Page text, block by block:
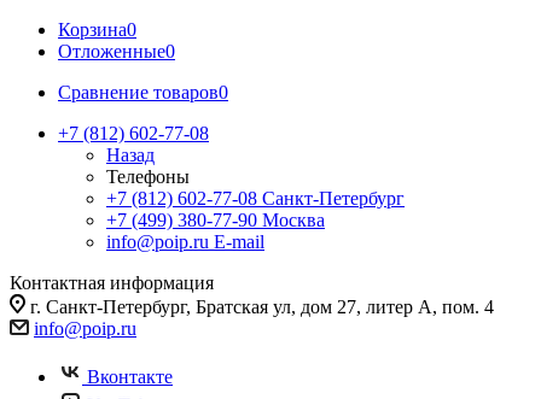
Корзина0
Отложенные0
Сравнение товаров0
+7 (812) 602-77-08
Назад
Телефоны
+7 (812) 602-77-08 Санкт-Петербург
+7 (499) 380-77-90 Москва
info@poip.ru E-mail
Контактная информация
г. Санкт-Петербург, Братская ул, дом 27, литер А, пом. 4
info@poip.ru
Вконтакте